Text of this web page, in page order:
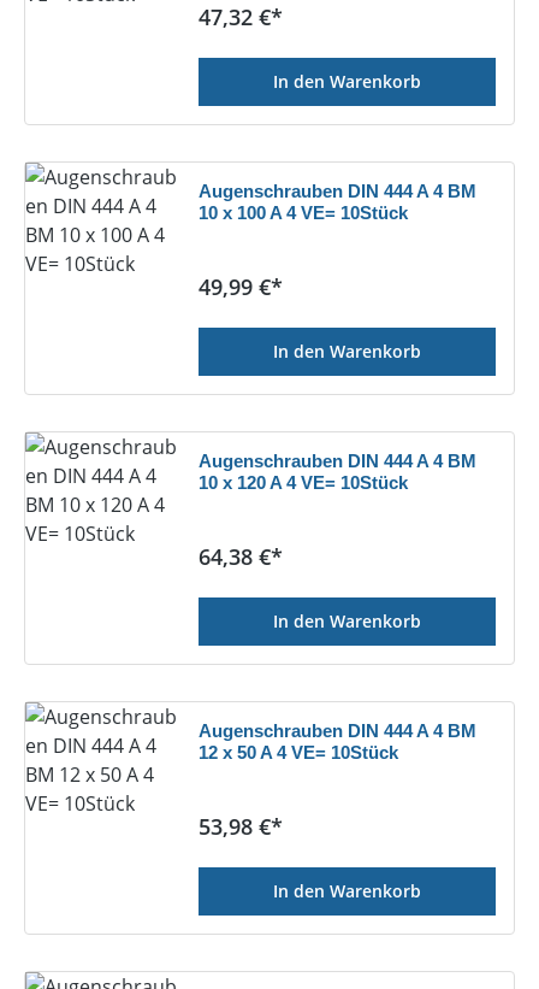
Regulärer Preis:
47,32 €*
In den Warenkorb
Augenschrauben DIN 444 A 4 BM
10 x 100 A 4 VE= 10Stück
Regulärer Preis:
49,99 €*
In den Warenkorb
Augenschrauben DIN 444 A 4 BM
10 x 120 A 4 VE= 10Stück
Regulärer Preis:
64,38 €*
In den Warenkorb
Augenschrauben DIN 444 A 4 BM
12 x 50 A 4 VE= 10Stück
Regulärer Preis:
53,98 €*
In den Warenkorb